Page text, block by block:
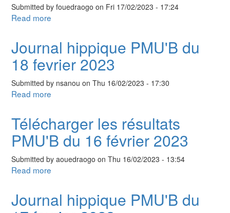
Submitted by fouedraogo on Fri 17/02/2023 - 17:24
Read more
hippique
PMU'B
du
19
fevrier
Journal hippique PMU'B du
18 fevrier 2023
Submitted by nsanou on Thu 16/02/2023 - 17:30
Read more
PMU'B
du
18
fevrier
Télécharger les résultats
PMU'B du 16 février 2023
Submitted by aouedraogo on Thu 16/02/2023 - 13:54
Read more
les
résultats
Journal hippique PMU'B du